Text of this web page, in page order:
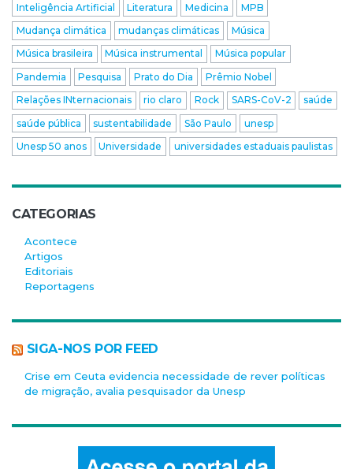
Inteligência Artificial
Literatura Medicina
MPB
Mudança climática
mudanças climáticas
Música
Música brasileira
Música instrumental
Música popular
Pandemia
Pesquisa Prato do Dia
Prêmio Nobel
Relações INternacionais
rio claro Rock SARS-CoV-2
saúde
saúde pública
sustentabilidade São Paulo
unesp
Unesp 50 anos
Universidade universidades estaduais paulistas
CATEGORIAS
Acontece
Artigos
Editoriais
Reportagens
SIGA-NOS POR FEED
Crise em Ceuta evidencia necessidade de rever políticas
de migração, avalia pesquisador da Unesp